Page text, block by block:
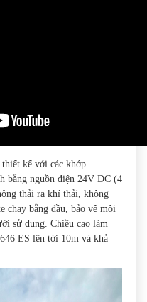
thiết kế với các khớp
bằng nguồn điện 24V DC (4
thải ra khí thải, không
chạy bằng dầu, bảo vệ môi
sử dụng. Chiều cao làm
ES lên tới 10m và khả